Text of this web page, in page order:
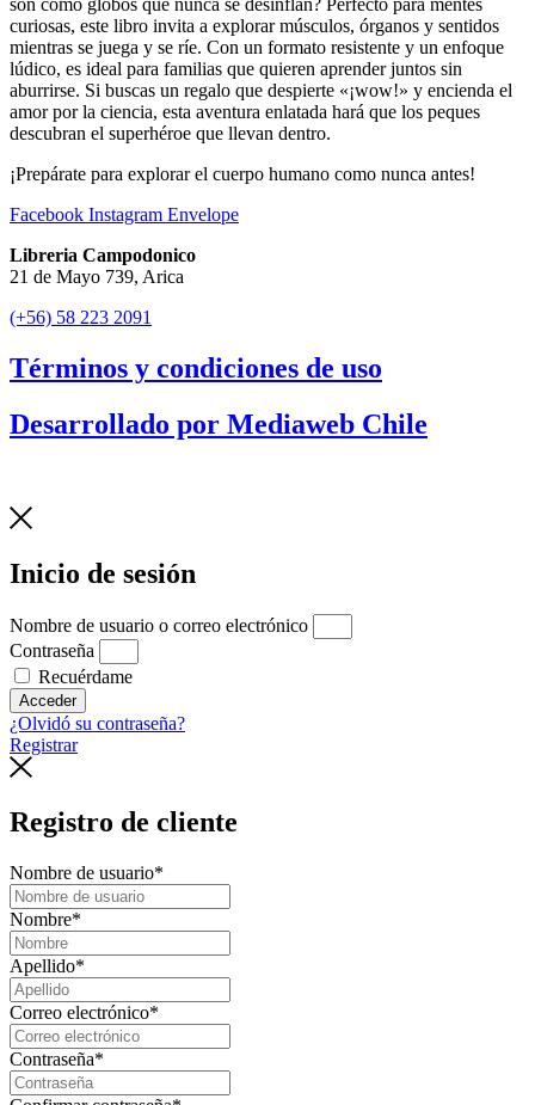
curiosas, este libro invita a explorar músculos, órganos y sentidos
mientras se juega y se ríe. Con un formato resistente y un enfoque
lúdico, es ideal para familias que quieren aprender juntos sin
aburrirse. Si buscas un regalo que despierte «¡wow!» y encienda el
amor por la ciencia, esta aventura enlatada hará que los peques
descubran el superhéroe que llevan dentro.
¡Prepárate para explorar el cuerpo humano como nunca antes!
Facebook Instagram Envelope
Libreria Campodonico
21 de Mayo 739, Arica
(+56) 58 223 2091
Términos y condiciones de uso
Desarrollado por Mediaweb Chile
Inicio de sesión
Nombre de usuario o correo electrónico
Contraseña
Recuérdame
Acceder
¿Olvidó su contraseña?
Registrar
Registro de cliente
Nombre de usuario*
Nombre*
Apellido*
Correo electrónico*
Contraseña*